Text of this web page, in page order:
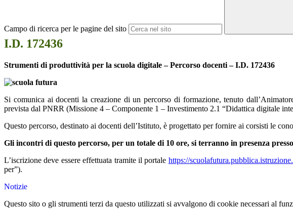
Campo di ricerca per le pagine del sito
I.D. 172436
Strumenti di produttività per la scuola digitale – Percorso docenti – I.D. 172436
Si comunica ai docenti la creazione di un percorso di formazione, tenuto
prevista dal PNRR (Missione 4 – Componente 1 – Investimento 2.1 “Didattica digitale
Questo percorso, destinato ai docenti dell’Istituto, è progettato per fornire ai corsisti le
Gli incontri di questo percorso, per un totale di 10 ore, si terranno in presenza
L’iscrizione deve essere effettuata tramite il portale https://
per”).
Notizie
Questo sito o gli strumenti terzi da questo utilizzati si avvalgono di cookie necessari al